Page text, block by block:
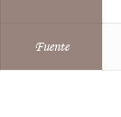
Fuente